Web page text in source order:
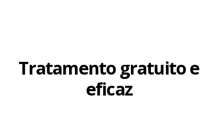
Tratamento gratuito e
eficaz